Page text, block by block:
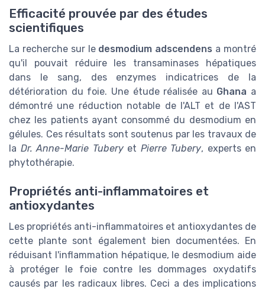
Efficacité prouvée par des études
scientifiques
La recherche sur le desmodium adscendens a montré
qu'il pouvait réduire les transaminases hépatiques
dans le sang, des enzymes indicatrices de la
détérioration du foie. Une étude réalisée au Ghana a
démontré une réduction notable de l'ALT et de l'AST
chez les patients ayant consommé du desmodium en
gélules. Ces résultats sont soutenus par les travaux de
la Dr. Anne-Marie Tuberyet Pierre Tubery, experts en
phytothérapie.
Propriétés anti-inflammatoires et
antioxydantes
Les propriétés anti-inflammatoires et antioxydantes de
cette plante sont également bien documentées. En
réduisant l'inflammation hépatique, le desmodium aide
à protéger le foie contre les dommages oxydatifs
causés par les radicaux libres. Ceci a des implications